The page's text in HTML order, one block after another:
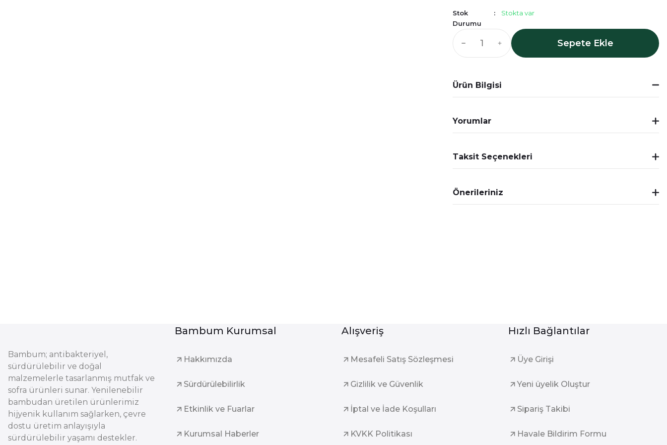
Stok
Durumu
Stokta var
Sepete Ekle
Ürün Bilgisi
Yorumlar
Taksit Seçenekleri
Önerileriniz
Bambum; antibakteriyel,
sürdürülebilir ve doğal
malzemelerle tasarlanmış mutfak ve
sofra ürünleri sunar. Yenilenebilir
bambudan üretilen ürünlerimiz
hijyenik kullanım sağlarken, çevre
dostu üretim anlayışıyla
sürdürülebilir yaşamı destekler.
Bambum Kurumsal
Hakkımızda
Sürdürülebilirlik
Etkinlik ve Fuarlar
Kurumsal Haberler
Alışveriş
Mesafeli Satış Sözleşmesi
Gizlilik ve Güvenlik
İptal ve İade Koşulları
KVKK Politikası
Hızlı Bağlantılar
Üye Girişi
Yeni üyelik Oluştur
Sipariş Takibi
Havale Bildirim Formu